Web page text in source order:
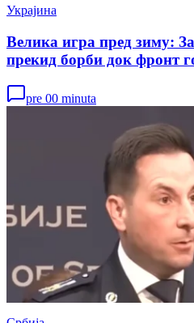
Украјина
Велика игра пред зиму:
прекид борби док фронт
pre 00 minuta